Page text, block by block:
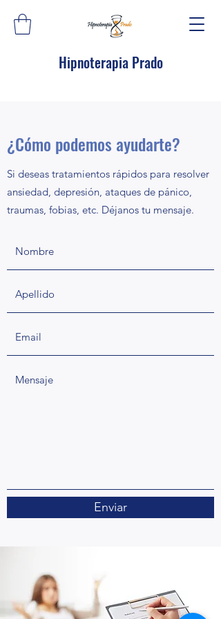
Hipnoterapia Prado
¿Cómo podemos ayudarte?
Si deseas tratamientos rápidos para resolver
ansiedad, depresión, ataques de pánico,
traumas, fobias, etc. Déjanos tu mensaje.
Enviar